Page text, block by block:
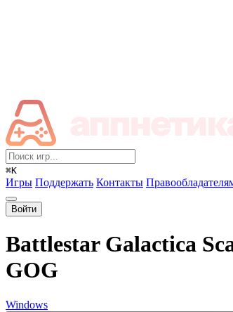
⌘K
Игры Поддержать Контакты
Войти
Battlestar Galactica
GOG
Windows